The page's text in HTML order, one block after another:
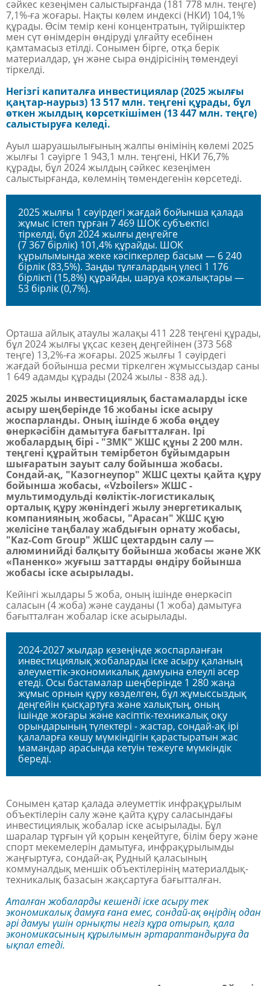
сәйкес кезеңімен салыстырғанда (181 778 млн. теңге)
7,1%-ға жоғары. Нақты көлем индексі (НКИ) 104,1%
құрады. Өсім темір кені концентратын, түйіршіктер
мен сүт өнімдерін өндіруді ұлғайту есебінен
қамтамасыз етілді. Сонымен бірге, отқа берік
материалдар, ұн және сыра өндірісінің төмендеуі
тіркелді.
Негізгі капиталға инвестициялар (2025 жылғы
қаңтар-наурыз) 13 517 млн. теңгені құрады, бұл
өткен жылдың көрсеткішімен (13 447 млн. теңге)
салыстыруға келеді.
Ауыл шаруашылығының жалпы өнімінің көлемі 2025
жылғы 1 сәуірге 1 943,1 млн. теңгені, НКИ 76,7%
құрады, бұл 2024 жылдың сәйкес кезеңімен
салыстырғанда, көлемнің төмендегенін көрсетеді.
2025 жылғы 1 сәуірдегі жағдай бойынша қалада
жұмыс істеп тұрған 7 469 ШОК субъектісі
тіркелді, бұл 2024 жылғы деңгейге
(7 367 бірлік) 101,4% құрайды. ШОК
құрылымында жеке кәсіпкерлер басым — 6 240
бірлік (83,5%). Заңды тұлғалардың үлесі 1 176
бірлікті (15,8%) құрайды, шаруа қожалықтары —
53 бірлік (0,7%).
Орташа айлық атаулы жалақы 411 228 теңгені құрады,
бұл 2024 жылғы ұқсас кезең деңгейінен (373 568
теңге) 13,2%-ға жоғары. 2025 жылғы 1 сәуірдегі
жағдай бойынша ресми тіркелген жұмыссыздар саны
1 649 адамды құрады (2024 жылы - 838 ад.).
2025 жылы инвестициялық бастамаларды іске
асыру шеңберінде 16 жобаны іске асыру
жоспарланды. Оның ішінде 6 жоба өңдеу
өнеркәсібін дамытуға бағытталған. Ірі
жобалардың бірі - "ЗМК" ЖШС құны 2 200 млн.
теңгені құрайтын темірбетон бұйымдарын
шығаратын зауыт салу бойынша жобасы.
Сондай-ақ, "Казогнеупор" ЖШС цехты қайта құру
бойынша жобасы, «Vzboilers» ЖШС -
мультимодульді көліктік-логистикалық
орталық құру жөніндегі жылу энергетикалық
компанияның жобасы, "Арасан" ЖШС құю
желісіне таңбалау жабдығын орнату жобасы,
"Kaz-Com Group" ЖШС цехтардын салу —
алюминийді балқыту бойынша жобасы және ЖК
«Паненко» жуғыш заттарды өндіру бойынша
жобасы іске асырылады.
Кейінгі жылдары 5 жоба, оның ішінде өнеркәсіп
саласын (4 жоба) және сауданы (1 жоба) дамытуға
бағытталған жобалар іске асырылады.
2024-2027 жылдар кезеңінде жоспарланған
инвестициялық жобаларды іске асыру қаланың
әлеуметтік-экономикалық дамуына елеулі әсер
етеді. Осы бастамалар шеңберінде 1 280 жаңа
жұмыс орнын құру көзделген, бұл жұмыссыздық
деңгейін қысқартуға және халықтың, оның
ішінде жоғары және кәсіптік-техникалық оқу
орындарының түлектері - жастар, сондай-ақ ірі
қалаларға көшу мүмкіндігін қарастыратын жас
мамандар арасында кетуін тежеуге мүмкіндік
береді.
Сонымен қатар қалада әлеуметтік инфрақұрылым
объектілерін салу және қайта құру саласындағы
инвестициялық жобалар іске асырылады. Бұл
шаралар тұрғын үй қорын кеңейтуге, білім беру және
спорт мекемелерін дамытуға, инфрақұрылымды
жаңғыртуға, сондай-ақ Рудный қаласының
коммуналдық меншік объектілерінің материалдық-
техникалық базасын жақсартуға бағытталған.
Аталған жобаларды кешенді іске асыру тек
экономикалық дамуға ғана емес, сондай-ақ өңірдің одан
әрі дамуы үшін орнықты негіз құра отырып, қала
экономикасының құрылымын әртараптандыруға да
ықпал етеді.